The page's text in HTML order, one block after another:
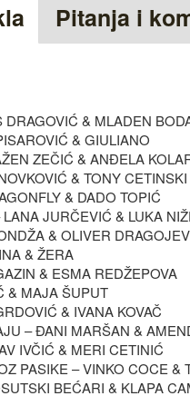
Pitanja i
& MLADEN
& GIULIANO
ZEČIĆ & ANĐELA
& TONY CETINSKI
& DADO TOPIĆ
JURČEVIĆ & LUKA
& OLIVER
& ŽERA
& ESMA REDŽEPOVA
& MAJA ŠUPUT
& IVANA KOVAČ
– ĐANI MARŠAN &
IVČIĆ & MERI CETINIĆ
PASIKE – VINKO COCE &
BEĆARI & KLAPA